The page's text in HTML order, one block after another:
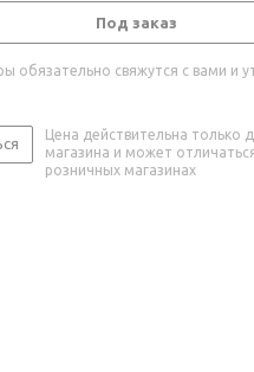
Под заказ
обязательно свяжутся с вами и
Цена действительна только
магазина и может
розничных магазинах